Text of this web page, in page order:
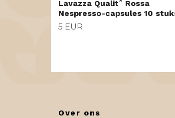
Lavazza Qualitˆ Rossa
Nespresso-capsules 10
5 EUR
Over ons